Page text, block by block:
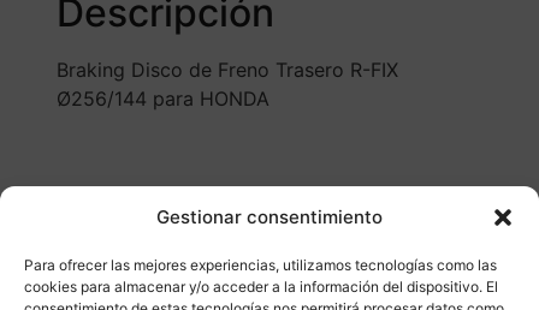
Gestionar consentimiento
Para ofrecer las mejores experiencias, utilizamos tecnologías como las
cookies para almacenar y/o acceder a la información del dispositivo. El
Descripción
Braking Disco de Freno Trasero R-FIX
Ø256/144 para HONDA